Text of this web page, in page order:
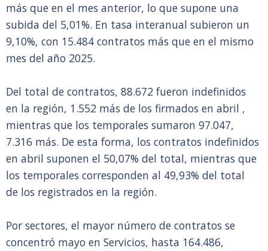
más que en el mes anterior, lo que supone una
subida del 5,01%. En tasa interanual subieron un
9,10%, con 15.484 contratos más que en el mismo
mes del año 2025.
Del total de contratos, 88.672 fueron indefinidos
en la región, 1.552 más de los firmados en abril ,
mientras que los temporales sumaron 97.047,
7.316 más. De esta forma, los contratos indefinidos
en abril suponen el 50,07% del total, mientras que
los temporales corresponden al 49,93% del total
de los registrados en la región.
Por sectores, el mayor número de contratos se
concentró mayo en Servicios, hasta 164.486,